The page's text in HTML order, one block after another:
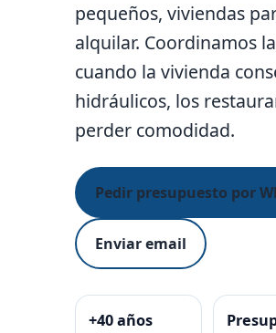
pequeños, viviendas
alquilar. Coordinamos
cuando la vivienda
hidráulicos, los
perder comodidad.
Pedir presupuesto por
Enviar email
+40 años